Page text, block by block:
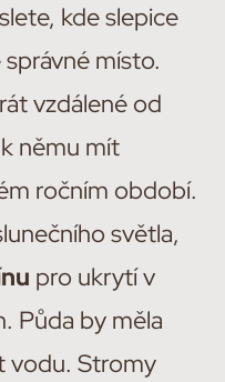
kde slepice
místo.
vzdálené od
němu mít
ročním období.
světla,
pro ukrytí v
Půda by měla
vodu. Stromy